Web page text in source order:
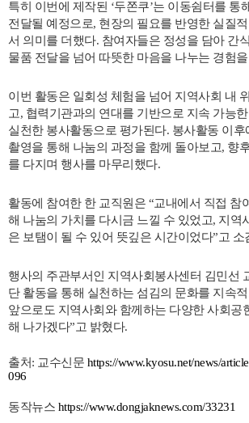
특히 이번에 제작된 ‘두쫀쿠’는 이동쉼터를 통
전달될 예정으로, 현장의 필요를 반영한 실질
서 의미를 더했다. 참여자들은 정성을 담아 간
물품 전달을 넘어 따뜻한 마음을 나누는 경험
이번 활동은 일회성 체험을 넘어 지역사회 내
고, 협력기관과의 연대를 기반으로 지속 가능
실천한 봉사활동으로 평가된다. 봉사활동 이후
촬영을 통해 나눔의 과정을 함께 돌아보고, 향
를 다지며 행사를 마무리했다.
활동에 참여한 한 교직원은 “교내에서 직접 참
해 나눔의 가치를 다시금 느낄 수 있었고, 지역
은 보탬이 될 수 있어 뜻깊은 시간이었다”고 소
행사의 주관부서인 지역사회봉사센터 김민선
단 활동을 통해 실천하는 섬김의 문화를 지속
앞으로도 지역사회와 함께하는 다양한 사회공
해 나가겠다”고 밝혔다.
출처: 교수신문 https://www.kyosu.net/news/
096
동작뉴스 https://www.dongjaknews.com/33231